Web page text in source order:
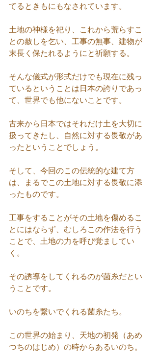
てるときもにもなされています。
土地の神様を祀り、これから荒らすこ
との赦しを乞い、工事の無事、建物が
末長く保たれるようにと祈願する。
そんな儀式が形式だけでも現在に残っ
ているということは日本の誇りであっ
て、世界でも他にないことです。
古来から日本ではそれだけ土を大切に
扱ってきたし、自然に対する畏敬があ
ったということでしょう。
そして、今回のこの伝統的な建て方
は、まるでこの土地に対する畏敬に添
ったものです。
工事をすることがその土地を傷めるこ
とにはならず、むしろこの作法を行う
ことで、土地の力を呼び覚ましてい
く。
その誘導をしてくれるのが菌糸だとい
うことです。
いのちを繋いでくれる菌糸たち。
この世界の始まり、天地の初発（あめ
つちのはじめ）の時からあるいのち。